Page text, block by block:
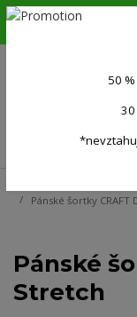
6.-16.8.26. DOVOLENÁ
(Po-Pá
Pánské šortky CRAFT
Pánské
Stretch
50